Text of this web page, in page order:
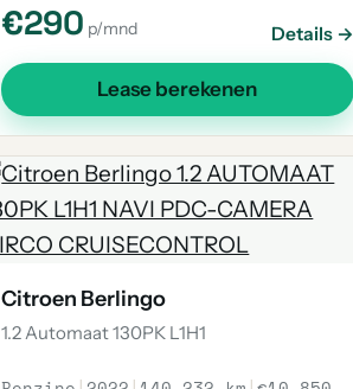
€290 p/mnd Details →
Lease berekenen
Citroen Berlingo
1.2 Automaat 130PK L1H1